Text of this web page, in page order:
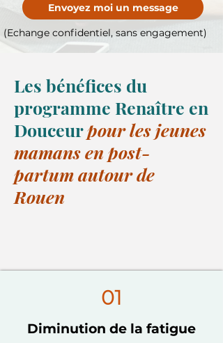
Envoyez moi un message
(Echange confidentiel, sans engagement)
Les bénéfices du
programme Renaître en
Douceurpour les jeunes
mamans en post-
partum autour de
Rouen
01
Diminution de la fatigue